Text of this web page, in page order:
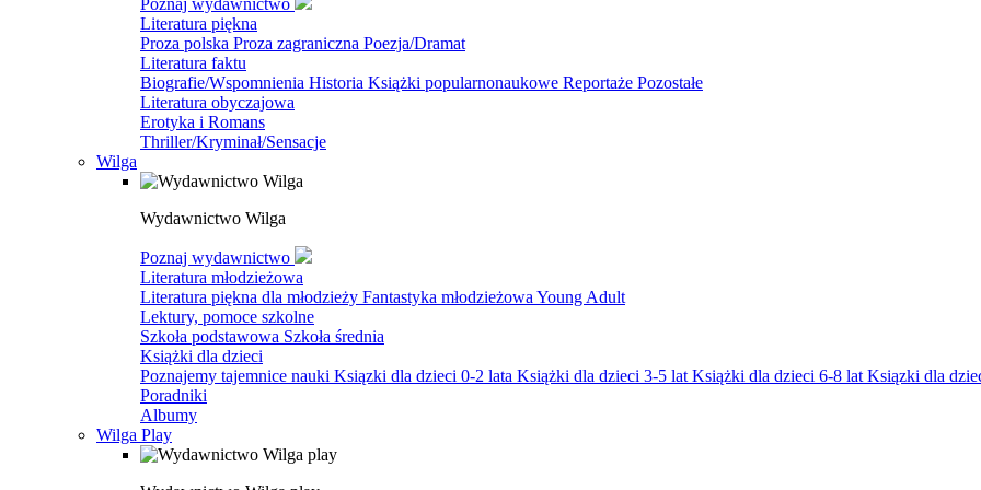
Poznaj wydawnictwo
Literatura piękna
Proza polska Proza zagraniczna Poezja/Dramat
Literatura faktu
Biografie/Wspomnienia Historia Książki popularnonaukowe Reportaże Pozostałe
Literatura obyczajowa
Erotyka i Romans
Thriller/Kryminał/Sensacje
Wilga
Wydawnictwo Wilga
Poznaj wydawnictwo
Literatura młodzieżowa
Literatura piękna dla młodzieży Fantastyka młodzieżowa Young Adult
Lektury, pomoce szkolne
Szkoła podstawowa Szkoła średnia
Książki dla dzieci
Poznajemy tajemnice nauki Ksiązki dla dzieci 0-2 lata Książki dla dzieci 3-5 lat Książki dla dzieci 6-8 lat Ksiązki dla
Poradniki
Albumy
Wilga Play